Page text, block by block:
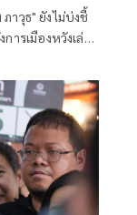
าวุธ" ยังไม่บ่งชี้
ารเมืองหวังเล่น